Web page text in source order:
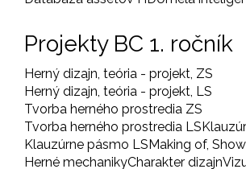
Projekty BC 1. ročník
Herný dizajn, teória - projekt, ZS
Herný dizajn, teória - projekt, LS
Tvorba herného prostredia ZS
Tvorba herného prostredia LS
Klauzúrne pásmo LSMaking of,
Herné mechanikyCharakter dizajn